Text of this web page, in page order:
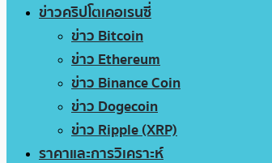
ข่าวคริปโตเคอเรนซี่
ข่าว Bitcoin
ข่าว Ethereum
ข่าว Binance Coin
ข่าว Dogecoin
ข่าว Ripple (XRP)
ราคาและการวิเคราะห์